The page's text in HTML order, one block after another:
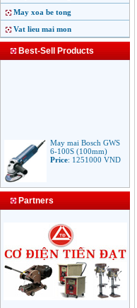
May xoa be tong
Vat lieu mai mon
Best-Sell Products
May mai Bosch GWS
6-100S (100mm)
Price:1251000VND
May mai Makita
9553B (100mm)
Price:
May mai 180mm
Bosch GWS 2200-180
(2000W)
Price:3438000VND
Partners